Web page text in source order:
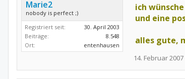
Marie2
nobody is perfect ;)
Registriert seit:
30. April 2003
Beiträge:
8.548
Ort:
entenhausen
ich
und eine
alles gute,
14. Februar 2007